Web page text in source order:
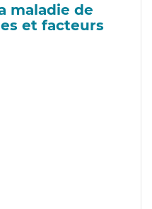
maladie de
et facteurs